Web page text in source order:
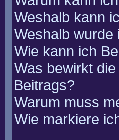
Weshalb kann
Weshalb wurde
Wie kann ich
Was bewirkt
Beitrags?
Warum muss
Wie markiere